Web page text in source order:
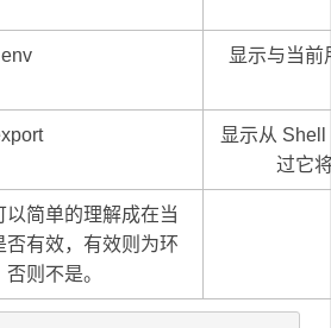
env 显示与当前
显示从
过它
以简单的理解成在当
有效，有效则为环
则不是。